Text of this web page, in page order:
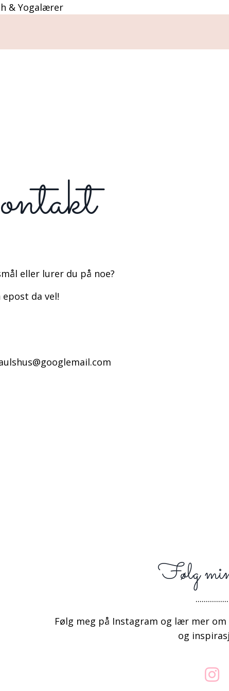
& Yogalærer
eller lurer du på noe?
epost da vel!
Følg
................
Følg meg på Instagram og lær mer
og